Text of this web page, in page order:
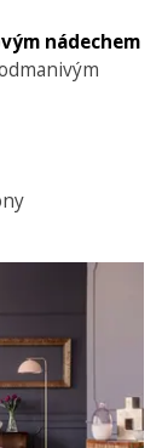
nádechem